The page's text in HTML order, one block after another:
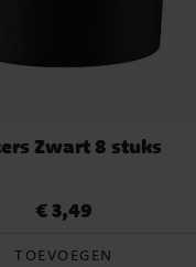
Zwart 8 stuks
Prijs:€ 3,49
€ 3,49
TOEVOEGEN